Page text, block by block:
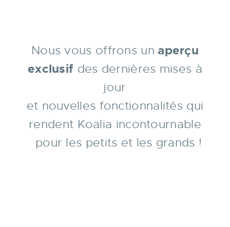
Nous vous offrons un aperçu
exclusif des dernières mises à
jour
et nouvelles fonctionnalités qui
rendent Koalia incontournable
pour les petits et les grands !